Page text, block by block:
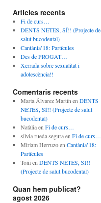
Articles recents
Fi de curs…
DENTS NETES, SÍ!! (Projecte de
salut bucodental)
Cantània’18: Partícules
Des de PROGAT…
Xerrada sobre sexualitat i
adolescència!!
Comentaris recents
Marta Álvarez Martín en DENTS
NETES, SÍ!! (Projecte de salut
bucodental)
Natàliaen Fi de curs…
silvia rueda seguraen Fi de curs…
Miriam Herruzoen Cantània’18:
Partícules
Toñi en DENTS NETES, SÍ!!
(Projecte de salut bucodental)
Quan hem publicat?
agost 2026